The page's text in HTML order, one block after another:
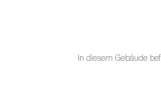
In diesem Gebäude